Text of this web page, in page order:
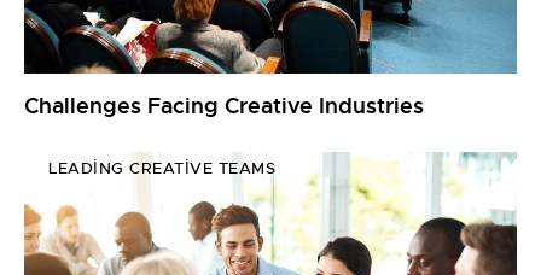
Challenges Facing Creative Industries
LEADING CREATIVE TEAMS